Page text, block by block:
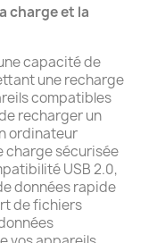
charge et la
capacité de
une recharge
compatibles
recharger un
ordinateur
charge sécurisée
USB 2.0,
données rapide
de fichiers